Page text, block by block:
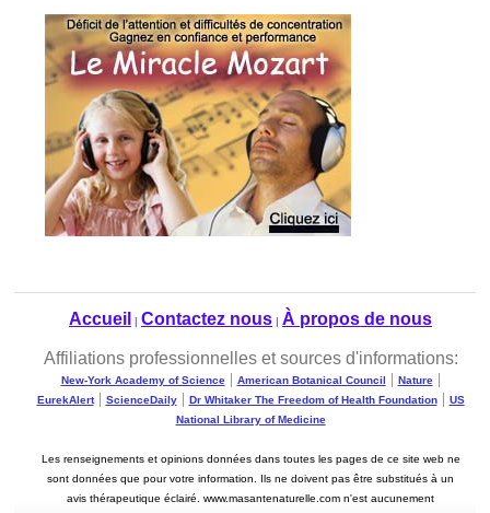
Accueil | Contactez nous | À propos de nous
Affiliations professionnelles et sources d'informations:
New-York Academy of Science| American Botanical Council | Nature|
EurekAlert| ScienceDaily| Dr Whitaker The Freedom of Health Foundation| US
National Library of Medicine
Les renseignements et opinions données dans toutes les pages de ce site web ne
sont données que pour votre information. Ils ne doivent pas être substitués à un
avis thérapeutique éclairé. www.masantenaturelle.com n'est aucunement